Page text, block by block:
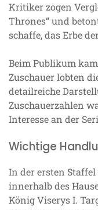
Kritiker zogen
Thrones“ und
schaffe, das Erbe
Beim Publikum
Zuschauer lobten
detailreiche
Zuschauerzahlen
Interesse an der
Wichtige
In der ersten
innerhalb des
König Viserys I.